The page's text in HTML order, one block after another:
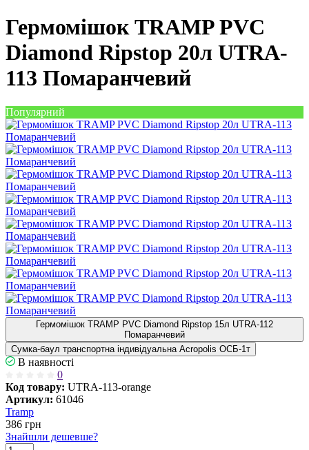
Гермомішок TRAMP PVC
Diamond Ripstop 20л UTRA-
113 Помаранчевий
Популярний
Гермомішок TRAMP PVC Diamond Ripstop 15л UTRA-112
Помаранчевий
Сумка-баул транспортна індивідуальна Acropolis ОСБ-1т
В наявності
0
Код товару: UTRA-113-orange
Артикул: 61046
Tramp
386 грн
Знайшли дешевше?